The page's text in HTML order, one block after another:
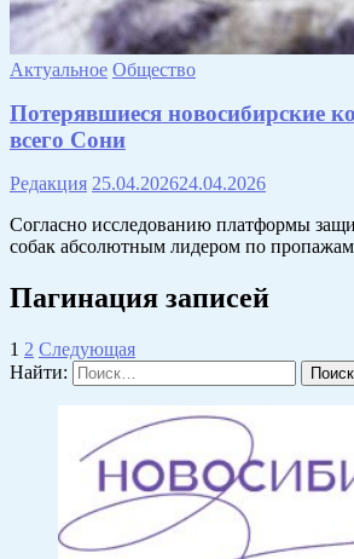
Актуальное Общество
Потерявшиеся новосибирские
всего Сони
Редакция 25.04.202624.04.2026
Согласно исследованию платформы
собак абсолютным лидером по пропажам
Пагинация записей
1 2 Следующая
Найти: